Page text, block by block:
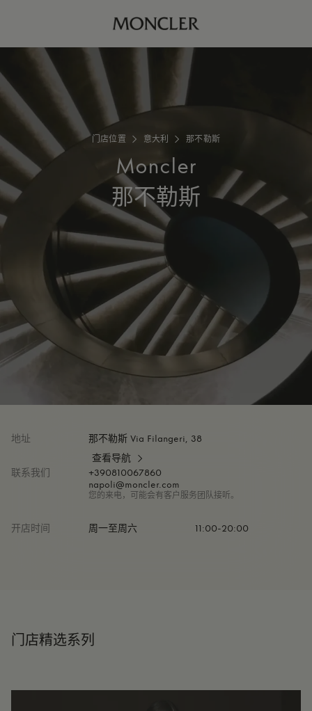
门店位置 意大利 那不勒斯
Moncler
那不勒斯
地址
那不勒斯 Via Filangeri, 38
查看导航
联系我们
+390810067860
napoli@moncler.com
您的来电，可能会有客户服务团队接听。
开店时间 周一至周六 11:00-20:00
门店精选系列